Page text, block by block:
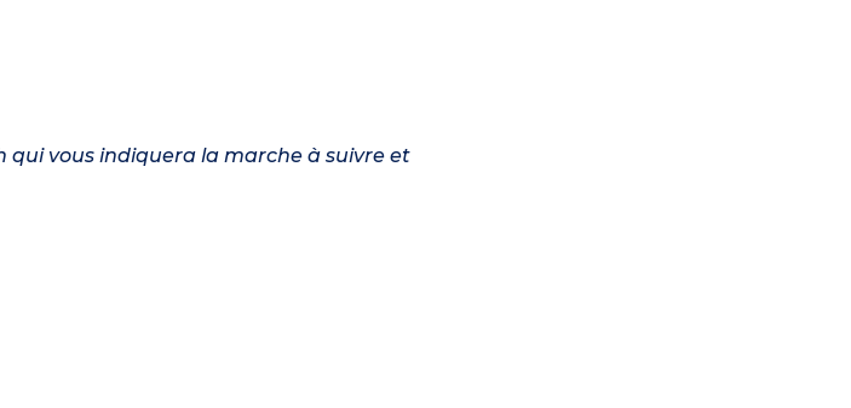
qui vous indiquera la marche à suivre et